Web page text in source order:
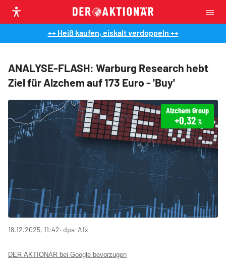
++ Heiß kaufen, eiskalt verdoppeln ++
ANALYSE-FLASH: Warburg Research hebt
Ziel für Alzchem auf 173 Euro - 'Buy'
Alzchem Group
+0,32 %
18.12.2025, 11:42‧ dpa-Afx
DER AKTIONÄR bei Google bevorzugen